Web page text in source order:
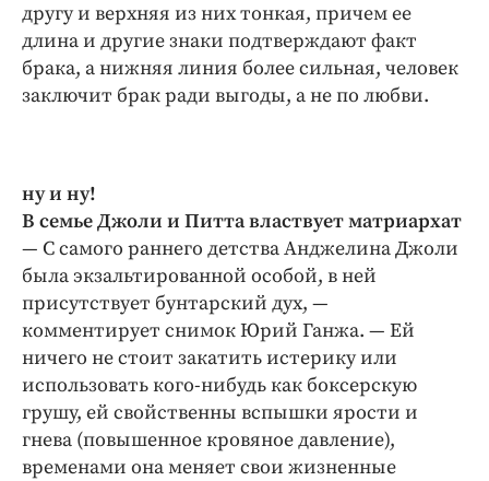
другу и верхняя из них тонкая, причем ее
длина и другие знаки подтверждают факт
брака, а нижняя линия более сильная, человек
заключит брак ради выгоды, а не по любви.
ну и ну!
В семье Джоли и Питта властвует матриархат
— С самого раннего детства Анджелина Джоли
была экзальтированной особой, в ней
присутствует бунтарский дух, —
комментирует снимок Юрий Ганжа. — Ей
ничего не стоит закатить истерику или
использовать кого-нибудь как боксерскую
грушу, ей свойственны вспышки ярости и
гнева (повышенное кровяное давление),
временами она меняет свои жизненные